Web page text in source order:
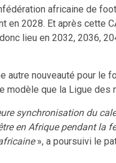
africaine de
en 2028. Et après cette
lieu en 2032, 2036,
autre nouveauté pour le
modèle que la Ligue des
synchronisation du
en Afrique pendant la
», a poursuivi le